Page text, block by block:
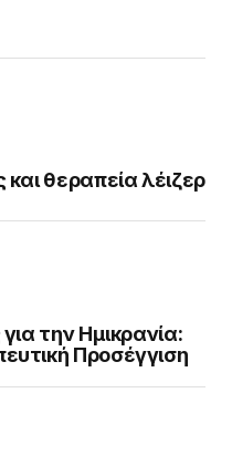
θεραπεία λέιζερ
την Ημικρανία:
Προσέγγιση